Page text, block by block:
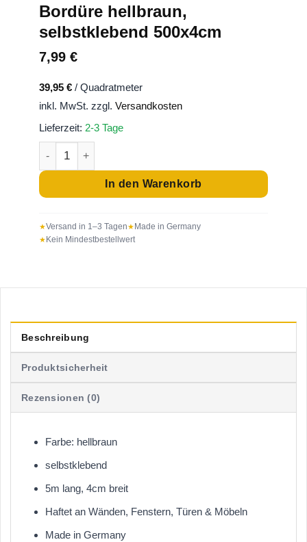
Bordüre hellbraun,
selbstklebend 500x4cm
7,99 €
39,95 €/ Quadratmeter
inkl. MwSt. zzgl. Versandkosten
Lieferzeit: 2-3 Tage
Bordüre hellbraun, selbstklebend 500x4cm Menge
In den Warenkorb
Versand in 1–3 Tagen
Made in Germany
Kein Mindestbestellwert
Beschreibung
Produktsicherheit
Rezensionen (0)
Farbe: hellbraun
selbstklebend
5m lang, 4cm breit
Haftet an Wänden, Fenstern, Türen & Möbeln
Made in Germany